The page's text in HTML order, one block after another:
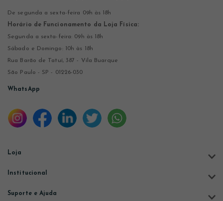
De segunda a sexta-feira 09h às 18h
Horário de Funcionamento da Loja Física:
Segunda a sexta-feira: 09h às 18h
Sábado e Domingo: 10h às 18h
Rua Barão de Tatuí, 387 - Vila Buarque
São Paulo - SP - 01226-030
WhatsApp
Loja
Institucional
Suporte e Ajuda